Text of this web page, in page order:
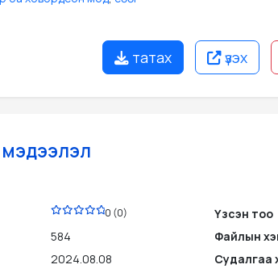
татах үзэх
0 (0) Үзсэн тоо
584 Файлын
2024.08.08 Судалгаа